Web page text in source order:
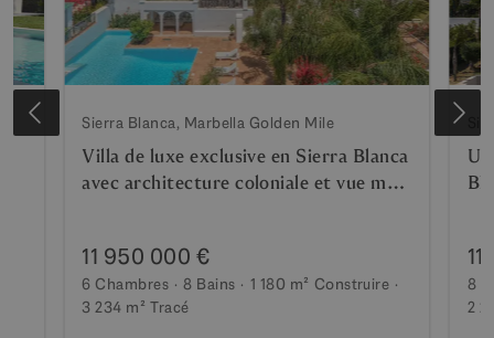
Sierra Blanca, Marbella Golden Mile
Villa de luxe exclusive en Sierra Blanca
avec architecture coloniale et vue mer
11 950 000 €
6 Chambres 8 Bains 1 180 m² Construire
3 234 m² Tracé
8
2